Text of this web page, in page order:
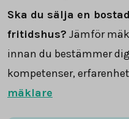
Ska du sälja en
fritidshus? Jämför
innan du bestämmer
kompetenser,
mäklare